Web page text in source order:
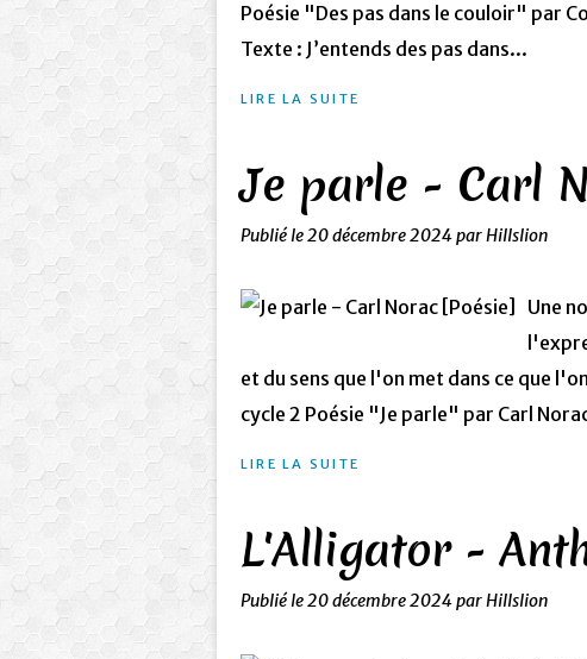
Poésie "Des pas dans le couloir" par
Texte : J’entends des pas dans...
LIRE LA SUITE
Je parle - Carl
Publié le20 décembre 2024par Hillslion
Une
et du sens que l'on met dans ce que
cycle 2 Poésie "Je parle" par Carl
LIRE LA SUITE
L'Alligator -
Publié le20 décembre 2024par Hillslion